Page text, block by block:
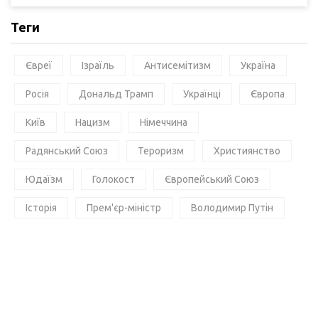
Теги
Євреї Ізраїль Антисемітизм Україна
Росія Дональд Трамп Українці Європа
Київ Нацизм Німеччина
Радянський Союз Тероризм Християнство
Юдаїзм Голокост Європейський Союз
Історія Прем'єр-міністр Володимир Путін